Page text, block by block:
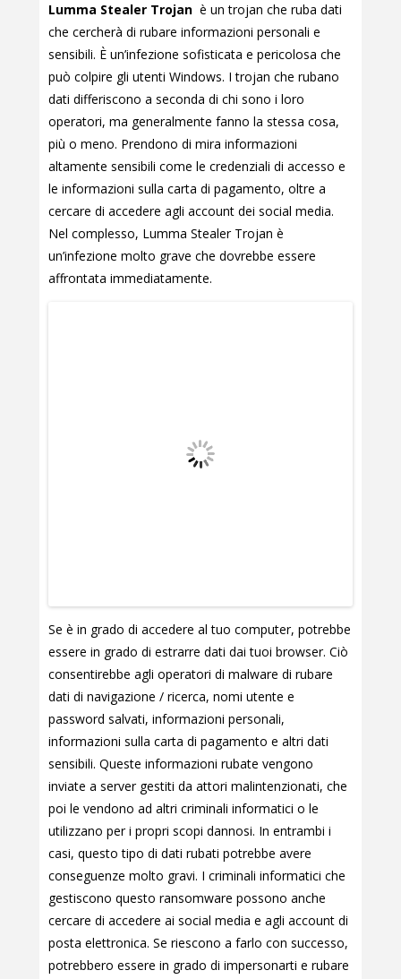
Lumma Stealer Trojan è un trojan che ruba dati
che cercherà di rubare informazioni personali e
sensibili. È un’infezione sofisticata e pericolosa che
può colpire gli utenti Windows. I trojan che rubano
dati differiscono a seconda di chi sono i loro
operatori, ma generalmente fanno la stessa cosa,
più o meno. Prendono di mira informazioni
altamente sensibili come le credenziali di accesso e
le informazioni sulla carta di pagamento, oltre a
cercare di accedere agli account dei social media.
Nel complesso, Lumma Stealer Trojan è
un’infezione molto grave che dovrebbe essere
affrontata immediatamente.
Se è in grado di accedere al tuo computer, potrebbe
essere in grado di estrarre dati dai tuoi browser. Ciò
consentirebbe agli operatori di malware di rubare
dati di navigazione / ricerca, nomi utente e
password salvati, informazioni personali,
informazioni sulla carta di pagamento e altri dati
sensibili. Queste informazioni rubate vengono
inviate a server gestiti da attori malintenzionati, che
poi le vendono ad altri criminali informatici o le
utilizzano per i propri scopi dannosi. In entrambi i
casi, questo tipo di dati rubati potrebbe avere
conseguenze molto gravi. I criminali informatici che
gestiscono questo ransomware possono anche
cercare di accedere ai social media e agli account di
posta elettronica. Se riescono a farlo con successo,
potrebbero essere in grado di impersonarti e rubare